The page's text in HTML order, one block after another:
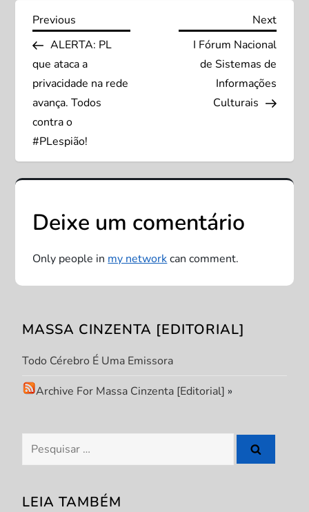
N
a
v
e
g
a
ç
ã
o
d
e
P
s
Previous
Post
Previous
ALERTA‬: PL
que ataca a
privacidade na rede
avança. Todos
contra o
#PLespião!
Next
Next
I Fórum Nacional
de Sistemas de
Informações
Culturais
Deixe um comentário
Only people in my networkcan comment.
MASSA CINZENTA [EDITORIAL]
Todo Cérebro É Uma Emissora
Archive For Massa Cinzenta [Editorial] »
Pesquisar
por:
LEIA TAMBÉM